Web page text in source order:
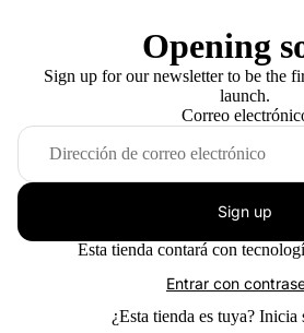
Opening
Sign up for our newsletter to be the
launch.
Correo
Sign up
Esta tienda contará con
Entrar con
¿Esta tienda es tuya? Inicia